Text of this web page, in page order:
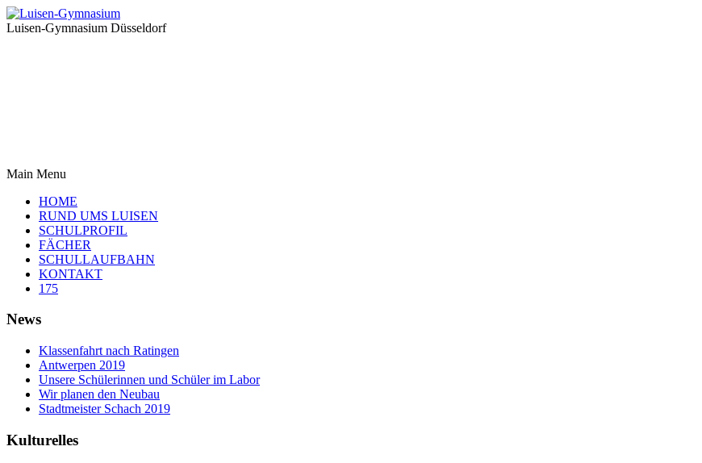
Luisen-Gymnasium Düsseldorf
Main Menu
HOME
RUND UMS LUISEN
SCHULPROFIL
FÄCHER
SCHULLAUFBAHN
KONTAKT
175
News
Klassenfahrt nach Ratingen
Antwerpen 2019
Unsere Schülerinnen und Schüler im Labor
Wir planen den Neubau
Stadtmeister Schach 2019
Kulturelles